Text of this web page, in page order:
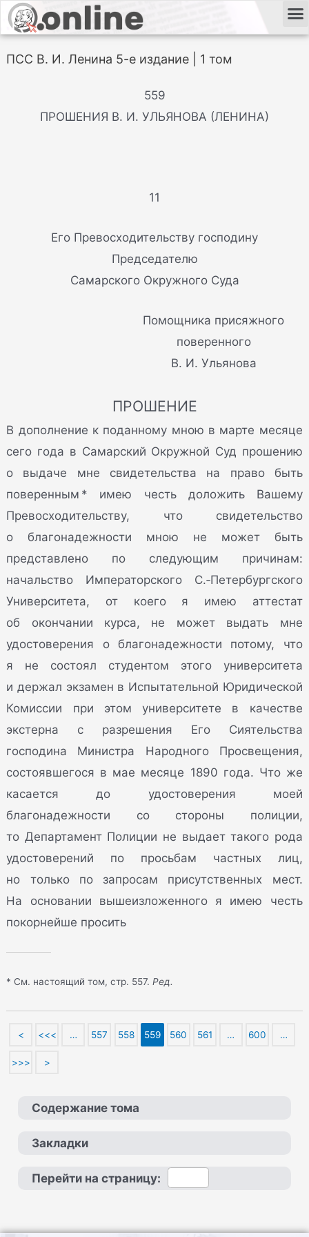
ПСС В. И. Ленина 5-е издание | 1 том
559
ПРОШЕНИЯ В. И. УЛЬЯНОВА (ЛЕНИНА)
11
Его Превосходительству господину
Председателю
Самарского Окружного Суда
Помощника присяжного
поверенного
В. И. Ульянова
ПРОШЕНИЕ
В дополнение к поданному мною в марте месяце
сего года в Самарский Окружной Суд прошению
о выдаче мне свидетельства на право быть
поверенным * имею честь доложить Вашему
Превосходительству, что свидетельство
о благонадежности мною не может быть
представлено по следующим причинам:
начальство Императорского С.‑Петербургского
Университета, от коего я имею аттестат
об окончании курса, не может выдать мне
удостоверения о благонадежности потому, что
я не состоял студентом этого университета
и держал экзамен в Испытательной Юридической
Комиссии при этом университете в качестве
экстерна с разрешения Его Сиятельства
господина Министра Народного Просвещения,
состоявшегося в мае месяце 1890 года. Что же
касается до удостоверения моей
благонадежности со стороны полиции,
то Департамент Полиции не выдает такого рода
удостоверений по просьбам частных лиц,
но только по запросам присутственных мест.
На основании вышеизложенного я имею честь
покорнейше просить
* См. настоящий том, стр. 557.Ред.
< <<< … 557 558 559 560 561 … 600 …
>>> >
Содержание тома
Закладки
Перейти на страницу: